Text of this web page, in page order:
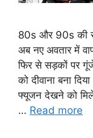
80s और 90s की
अब नए अवतार में
फिर से सड़कों पर
को दीवाना बना
फ्यूजन देखने को
… Read more